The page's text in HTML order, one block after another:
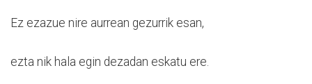
Ez ezazue nire aurrean gezurrik esan,
ezta nik hala egin dezadan eskatu ere.